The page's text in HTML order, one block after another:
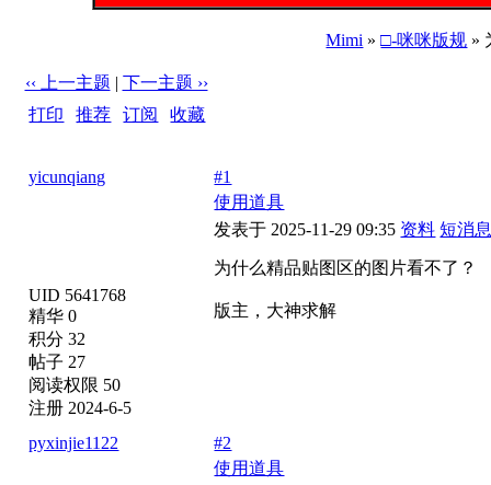
Mimi »□-咪咪版规 »
‹‹ 上一主题 | 下一主题 ››
打印 |推荐 |订阅 |收藏
yicunqiang
UID 5641768
精华 0
积分 32
帖子 27
阅读权限 50
注册 2024-6-5
#1
使用道具
发表于 2025-11-29 09:35 资料 短消
为什么精品贴图区的图片看不了？
版主，大神求解
pyxinjie1122
#2
使用道具